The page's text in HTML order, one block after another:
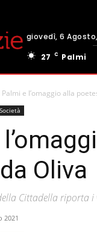
giovedì, 6
27
C Palmi
Palmi e l’omaggio alla
Società
Oliva
Cittadella riporta
2021